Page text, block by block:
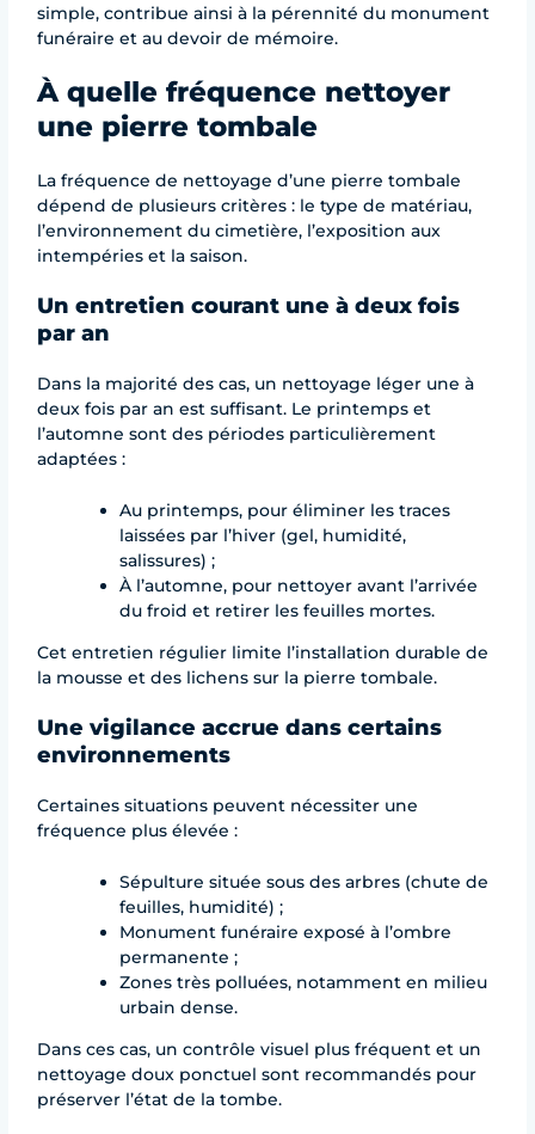
simple, contribue ainsi à la pérennité du monument
funéraire et au devoir de mémoire.
À quelle fréquence nettoyer
une pierre tombale
La fréquence de nettoyage d’une pierre tombale
dépend de plusieurs critères : le type de matériau,
l’environnement du cimetière, l’exposition aux
intempéries et la saison.
Un entretien courant une à deux fois
par an
Dans la majorité des cas, un nettoyage léger une à
deux fois par an est suffisant. Le printemps et
l’automne sont des périodes particulièrement
adaptées :
Au printemps, pour éliminer les traces
laissées par l’hiver (gel, humidité,
salissures) ;
À l’automne, pour nettoyer avant l’arrivée
du froid et retirer les feuilles mortes.
Cet entretien régulier limite l’installation durable de
la mousse et des lichens sur la pierre tombale.
Une vigilance accrue dans certains
environnements
Certaines situations peuvent nécessiter une
fréquence plus élevée :
Sépulture située sous des arbres (chute de
feuilles, humidité) ;
Monument funéraire exposé à l’ombre
permanente ;
Zones très polluées, notamment en milieu
urbain dense.
Dans ces cas, un contrôle visuel plus fréquent et un
nettoyage doux ponctuel sont recommandés pour
préserver l’état de la tombe.